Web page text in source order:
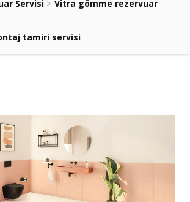
Servisi > Vitra gömme rezervuar
tamiri servisi